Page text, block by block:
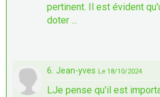
pertinent. Il est évident
doter ...
6. Jean-yves Le 18/10/2024
LJe pense qu'il est